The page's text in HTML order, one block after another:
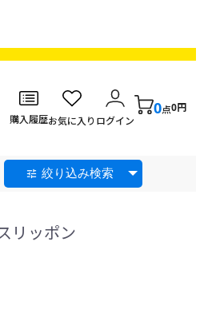
購入履歴お気に入りログイン
0点0円
絞り込み検索
リッポン